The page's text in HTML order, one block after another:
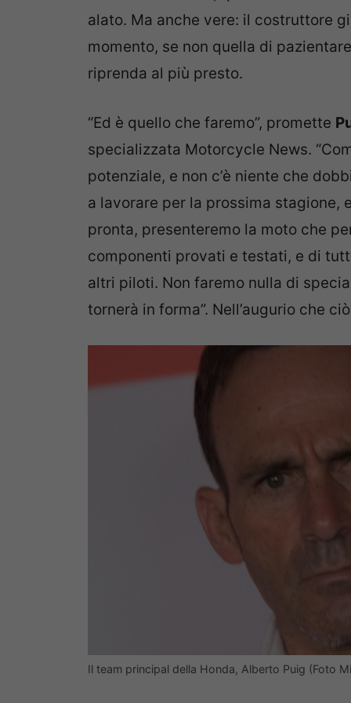
alato. Ma anche vere: il costruttore
momento, se non quella di
riprenda al più presto.
“Ed è quello che faremo”, promette
specializzata Motorcycle News.
potenziale, e non c’è niente che
a lavorare per la prossima stagione,
pronta, presenteremo la moto che
componenti provati e testati, e di
altri piloti. Non faremo nulla di
tornerà in forma”. Nell’augurio che
Il team principal della Honda, Alberto Puig (Foto